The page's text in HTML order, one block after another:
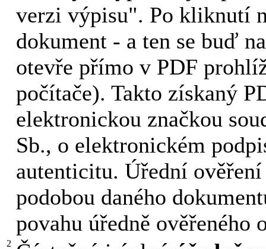
verzi výpisu". Po kliknutí
dokument - a ten se buď
otevře přímo v PDF
počítače). Takto získaný
elektronickou značkou
Sb., o elektronickém
autenticitu. Úřední
podobou daného
povahu úředně ověřeného
2